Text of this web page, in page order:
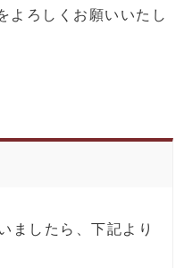
よろしくお願いいたし
ましたら、下記より